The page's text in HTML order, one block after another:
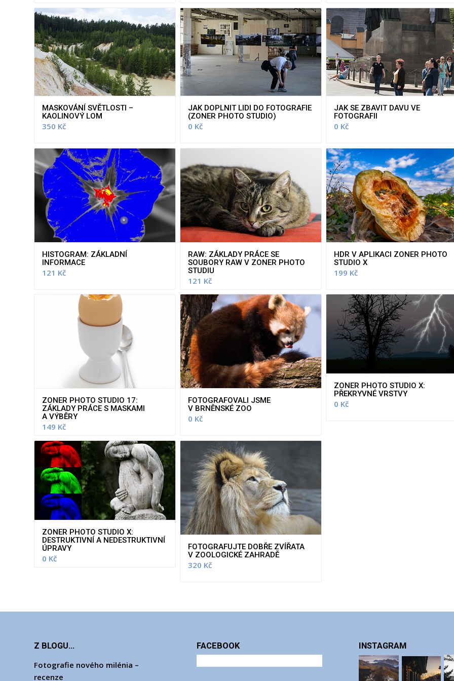
MASKOVÁNÍ SVĚTLOSTI –
KAOLINOVÝ LOM
350 Kč
JAK DOPLNIT LIDI DO FOTOGRAFIE
(ZONER PHOTO STUDIO)
0 Kč
JAK SE ZBAVIT DAVU VE
FOTOGRAFII
0 Kč
HISTOGRAM: ZÁKLADNÍ
INFORMACE
121 Kč
RAW: ZÁKLADY PRÁCE SE
SOUBORY RAW V ZONER PHOTO
STUDIU
121 Kč
HDR V APLIKACI ZONER PHOTO
STUDIO X
199 Kč
ZONER PHOTO STUDIO 17:
ZÁKLADY PRÁCE S MASKAMI
A VÝBĚRY
149 Kč
FOTOGRAFOVALI JSME
V BRNĚNSKÉ ZOO
0 Kč
ZONER PHOTO STUDIO X:
PŘEKRYVNÉ VRSTVY
0 Kč
ZONER PHOTO STUDIO X:
DESTRUKTIVNÍ A NEDESTRUKTIVNÍ
ÚPRAVY
0 Kč
FOTOGRAFUJTE DOBŘE ZVÍŘATA
V ZOOLOGICKÉ ZAHRADĚ
320 Kč
Z BLOGU…
Fotografie nového milénia –
recenze
FACEBOOK INSTAGRAM